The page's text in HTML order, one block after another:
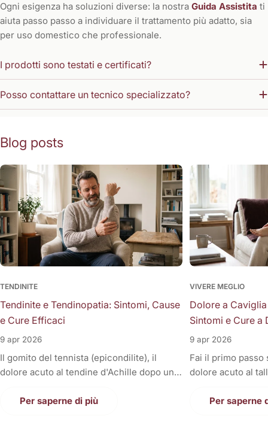
Ogni esigenza ha soluzioni diverse: la nostra Guida Assistita ti
aiuta passo passo a individuare il trattamento più adatto, sia
per uso domestico che professionale.
I prodotti sono testati e certificati?
Posso contattare un tecnico specializzato?
Blog posts
TENDINITE
Tendinite e Tendinopatia: Sintomi, Cause
e Cure Efficaci
9 apr 2026
Il gomito del tennista (epicondilite), il
dolore acuto al tendine d'Achille dopo una
braccio, o il fastidioso dolore al ginocchio
Per saperne di più
VIVERE MEGLIO
Dolore a
Sintomi e Cure a
9 apr 2026
Fai il primo
dolore acuto al
sono gonfie,
Per saperne